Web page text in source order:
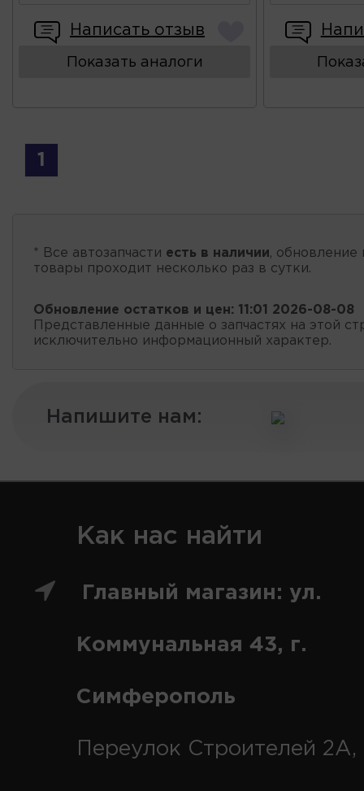
Написать отзыв
Показать аналоги
1
* Все автозапчасти есть в наличии, обновление
товары проходит несколько раз в сутки.
Обновление остатков и цен: 11:01 2026-08-08
Представленные данные о запчастях на этой
исключительно информационный характер.
Напишите нам:
Как нас найти
Главный магазин: ул.
Коммунальная 43, г.
Симферополь
Переулок Строителей 2А,